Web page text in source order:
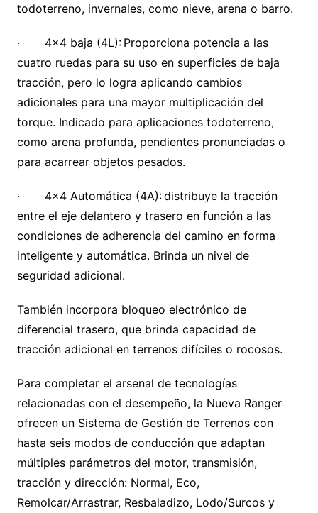
todoterreno, invernales, como nieve, arena o barro.
· 4×4 baja (4L): Proporciona potencia a las
cuatro ruedas para su uso en superficies de baja
tracción, pero lo logra aplicando cambios
adicionales para una mayor multiplicación del
torque. Indicado para aplicaciones todoterreno,
como arena profunda, pendientes pronunciadas o
para acarrear objetos pesados.
· 4×4 Automática (4A): distribuye la tracción
entre el eje delantero y trasero en función a las
condiciones de adherencia del camino en forma
inteligente y automática. Brinda un nivel de
seguridad adicional.
También incorpora bloqueo electrónico de
diferencial trasero, que brinda capacidad de
tracción adicional en terrenos difíciles o rocosos.
Para completar el arsenal de tecnologías
relacionadas con el desempeño, la Nueva Ranger
ofrecen un Sistema de Gestión de Terrenos con
hasta seis modos de conducción que adaptan
múltiples parámetros del motor, transmisión,
tracción y dirección: Normal, Eco,
Remolcar/Arrastrar, Resbaladizo, Lodo/Surcos y